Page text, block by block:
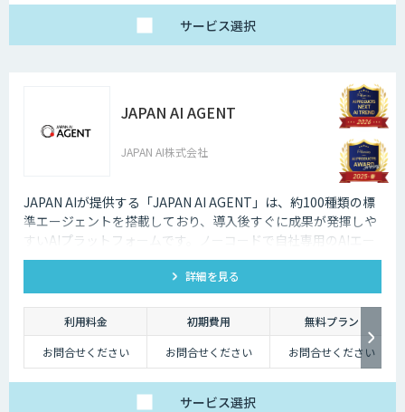
サービス選択
JAPAN AI AGENT
JAPAN AI株式会社
JAPAN AIが提供する「JAPAN AI AGENT」は、約100種類の標
準エージェントを搭載しており、導入後すぐに成果が発揮しや
すいAIプラットフォームです。ノーコードで自社専用のAIエー
ジェントも作成でき、「AI社員」として自律してタスクを遂行
する環境を構築可能です。
詳細を見る
利用料金 初期費用
無料プラン
お問合せください
お問合せください お問合せください
サービス選択